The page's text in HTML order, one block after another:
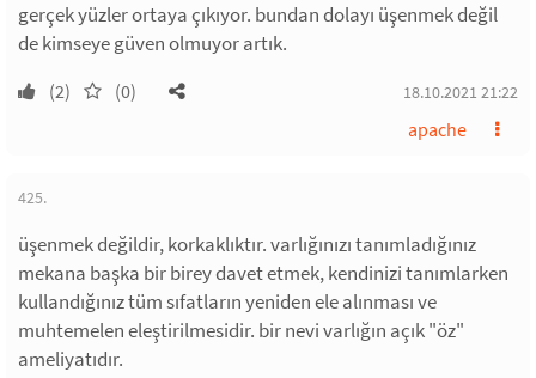
gerçek yüzler ortaya çıkıyor. bundan dolayı üşenmek değil
de kimseye güven olmuyor artık.
(2) (0) 18.10.2021 21:22
apache
425.
üşenmek değildir, korkaklıktır. varlığınızı tanımladığınız
mekana başka bir birey davet etmek, kendinizi tanımlarken
kullandığınız tüm sıfatların yeniden ele alınması ve
muhtemelen eleştirilmesidir. bir nevi varlığın açık "öz"
ameliyatıdır.